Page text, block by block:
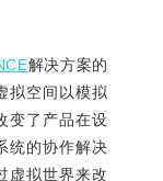
解决方案的
拟空间以模拟
变了产品在设
统的协作解决
虚拟世界来改